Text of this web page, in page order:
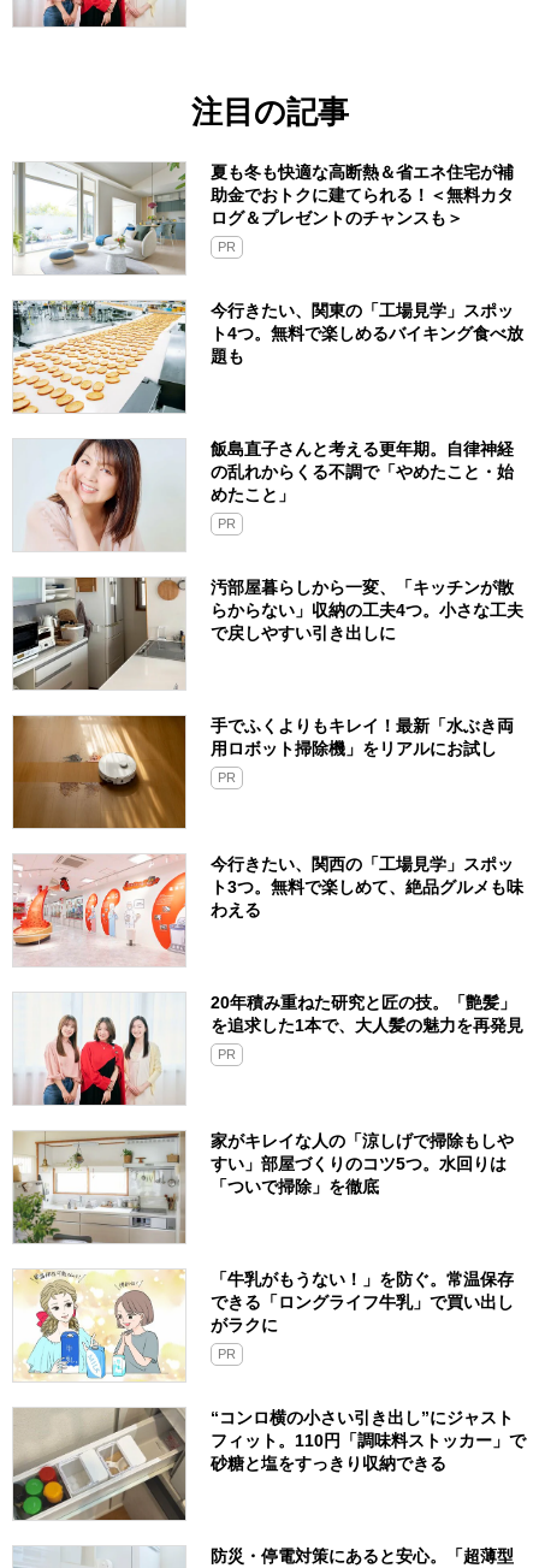
注目の記事
夏も冬も快適な高断熱＆省エネ住宅が補
助金でおトクに建てられる！＜無料カタ
ログ＆プレゼントのチャンスも＞
PR
今行きたい、関東の「工場見学」スポッ
ト4つ。無料で楽しめるバイキング食べ放
題も
飯島直子さんと考える更年期。自律神経
の乱れからくる不調で「やめたこと・始
めたこと」
PR
汚部屋暮らしから一変、「キッチンが散
らからない」収納の工夫4つ。小さな工夫
で戻しやすい引き出しに
手でふくよりもキレイ！最新「水ぶき両
用ロボット掃除機」をリアルにお試し
PR
今行きたい、関西の「工場見学」スポッ
ト3つ。無料で楽しめて、絶品グルメも味
わえる
20年積み重ねた研究と匠の技。「艶髪」
を追求した1本で、大人髪の魅力を再発見
PR
家がキレイな人の「涼しげで掃除もしや
すい」部屋づくりのコツ5つ。水回りは
「ついで掃除」を徹底
「牛乳がもうない！」を防ぐ。常温保存
できる「ロングライフ牛乳」で買い出し
がラクに
PR
“コンロ横の小さい引き出し”にジャスト
フィット。110円「調味料ストッカー」で
砂糖と塩をすっきり収納できる
防災・停電対策にあると安心。「超薄型